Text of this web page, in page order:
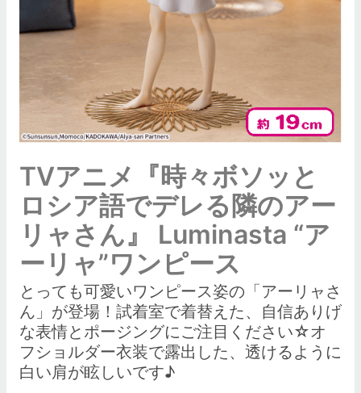
TVアニメ『時々ボソッと
ロシア語でデレる隣のアー
リャさん』 Luminasta “ア
ーリャ”ワンピース
とっても可愛いワンピース姿の「アーリャさ
ん」が登場！試着室で着替えた、自信ありげ
な表情とポージングにご注目ください☆オ
フショルダー衣装で露出した、透けるように
白い肩が眩しいです♪